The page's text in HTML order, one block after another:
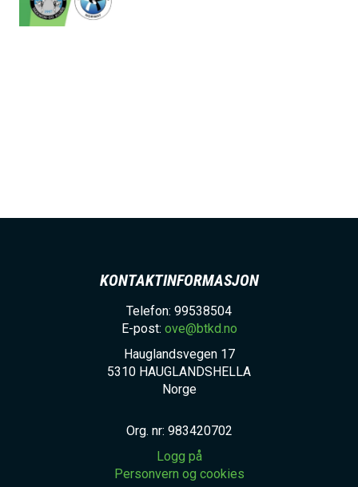
KONTAKTINFORMASJON
Telefon: 99538504
E-post: ove@btkd.no
Hauglandsvegen 17
5310 HAUGLANDSHELLA
Norge
Org. nr: 983420702
Logg på
Personvern og cookies